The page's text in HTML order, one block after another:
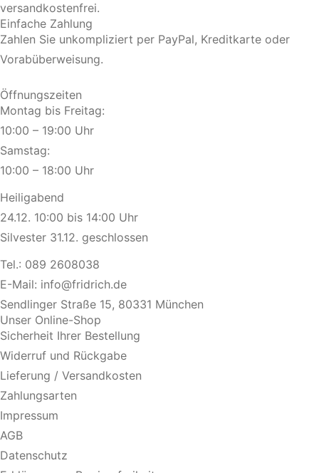
versandkostenfrei.
Einfache Zahlung
Zahlen Sie unkompliziert per PayPal, Kreditkarte oder
Vorabüberweisung.
Öffnungszeiten
Montag bis Freitag:
10:00 – 19:00 Uhr
Samstag:
10:00 – 18:00 Uhr
Heiligabend
24.12. 10:00 bis 14:00 Uhr
Silvester 31.12. geschlossen
Tel.: 089 2608038
E-Mail: info@fridrich.de
Sendlinger Straße 15, 80331 München
Unser Online-Shop
Sicherheit Ihrer Bestellung
Widerruf und Rückgabe
Lieferung / Versandkosten
Zahlungsarten
Impressum
AGB
Datenschutz